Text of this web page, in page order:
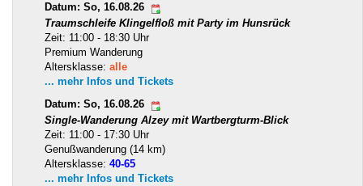
Datum: So, 16.08.26
Traumschleife Klingelfloß mit Party im Hunsrück
Zeit: 11:00 - 18:30 Uhr
Premium Wanderung
Altersklasse: alle
... mehr Infos und Tickets
Datum: So, 16.08.26
Single-Wanderung Alzey mit Wartbergturm-Blick
Zeit: 11:00 - 17:30 Uhr
Genußwanderung (14 km)
Altersklasse: 40-65
... mehr Infos und Tickets